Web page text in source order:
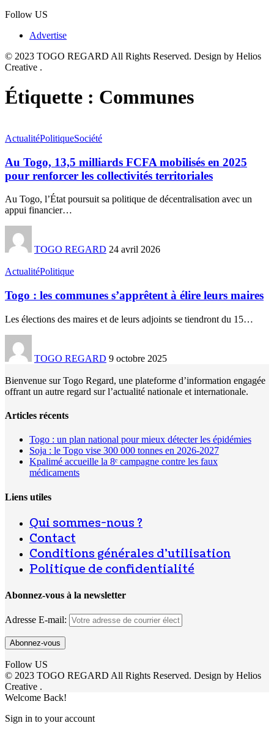
Follow US
Advertise
© 2023 TOGO REGARD All Rights Reserved. Design by Helios
Creative .
Étiquette : Communes
ActualitéPolitiqueSociété
Au Togo, 13,5 milliards FCFA mobilisés en 2025
pour renforcer les collectivités territoriales
Au Togo, l’État poursuit sa politique de décentralisation avec un
appui financier…
TOGO REGARD 24 avril 2026
ActualitéPolitique
Togo : les communes s’apprêtent à élire leurs maires
Les élections des maires et de leurs adjoints se tiendront du 15…
TOGO REGARD 9 octobre 2025
Bienvenue sur Togo Regard, une plateforme d’information engagée
offrant un autre regard sur l’actualité nationale et internationale.
Articles récents
Togo : un plan national pour mieux détecter les épidémies
Soja : le Togo vise 300 000 tonnes en 2026-2027
Kpalimé accueille la 8ᵉ campagne contre les faux
médicaments
Liens utiles
Qui sommes-nous ?
Contact
Conditions générales d’utilisation
Politique de confidentialité
Abonnez-vous à la newsletter
Adresse E-mail:
Follow US
© 2023 TOGO REGARD All Rights Reserved. Design by Helios
Creative .
Welcome Back!
Sign in to your account